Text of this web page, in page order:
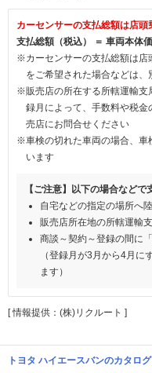
カーセンサーの支払総額は店頭
支払総額（税込） ＝ 車両本体
※カーセンサーの支払総額は店
をご希望された場合などは
※販売店の所在する所轄運輸支
録月によって、手数料や税
売店にお問合せください
※車検の切れた車両の場合、車
います
【ご注意】以下の場合など
自宅などの指定の場所へ
販売店所在地の所轄運輸
商談～契約～登録の間に
（登録月が3月から4月に
ます）
[ 情報提供：(株)リクルート ]
トヨタ ハイエースバンのカタロ